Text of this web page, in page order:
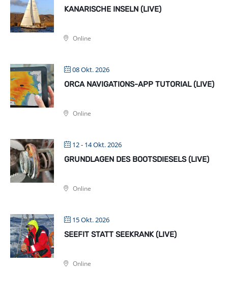
KANARISCHE INSELN (LIVE)
Online
08 Okt. 2026
ORCA NAVIGATIONS-APP TUTORIAL (LIVE)
Online
12 - 14 Okt. 2026
GRUNDLAGEN DES BOOTSDIESELS (LIVE)
Online
15 Okt. 2026
SEEFIT STATT SEEKRANK (LIVE)
Online